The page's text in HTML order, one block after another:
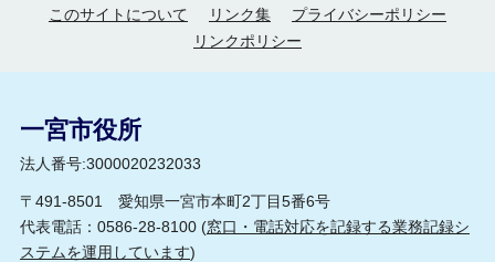
このサイトについて リンク集
プライバシーポリシー
リンクポリシー
一宮市役所
法人番号:3000020232033
〒491-8501 愛知県一宮市本町2丁目5番6号
代表電話：0586-28-8100 (窓口・電話対応を記録する業務記録シ
ステムを運用しています)